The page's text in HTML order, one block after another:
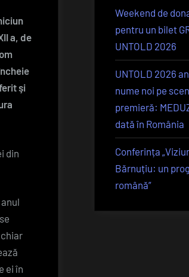
a, de
şi
din
ei în
Weekend de
pentru un bilet
UNTOLD 2026
UNTOLD 2026
nume noi pe
premieră:
dată în România
Conferința
Bărnuțiu: un
română”